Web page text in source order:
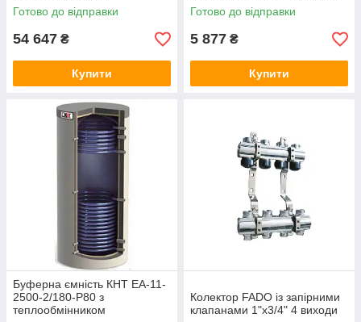
Готово до відправки
54 647 ₴
Купити
Готово до відправки
5 877 ₴
Купити
Буферна ємність КНТ ЕА-11-
2500-2/180-P80 з
теплообмінником
Колектор FADO із запірними
клапанами 1"х3/4" 4 виходи